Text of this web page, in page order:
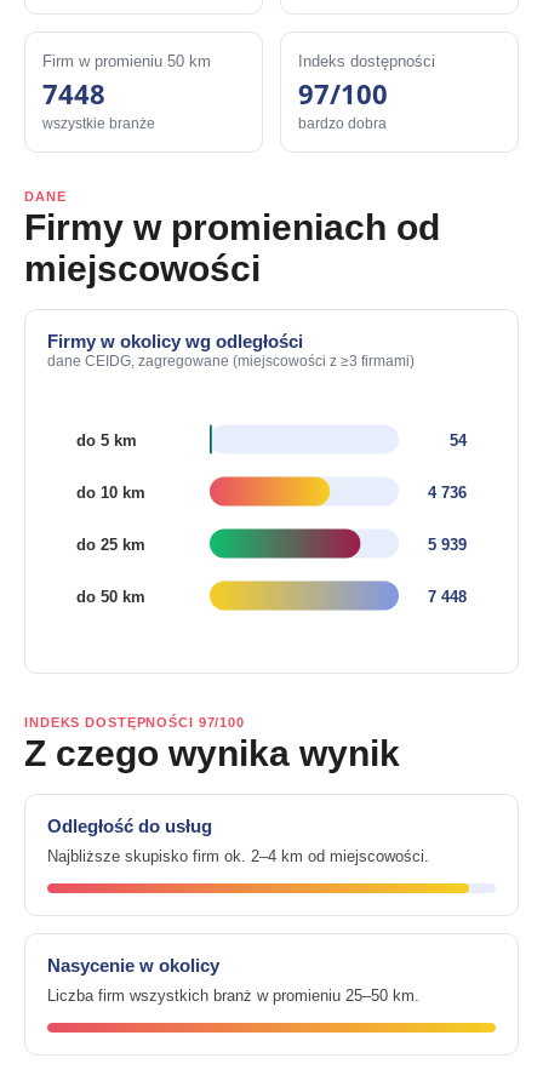
Firm w promieniu 50 km
7448
wszystkie branże
Indeks dostępności
97/100
bardzo dobra
DANE
Firmy w promieniach od
miejscowości
Firmy w okolicy wg odległości
dane CEIDG, zagregowane (miejscowości z ≥3 firmami)
INDEKS DOSTĘPNOŚCI 97/100
Z czego wynika wynik
Odległość do usług
Najbliższe skupisko firm ok. 2–4 km od miejscowości.
Nasycenie w okolicy
Liczba firm wszystkich branż w promieniu 25–50 km.